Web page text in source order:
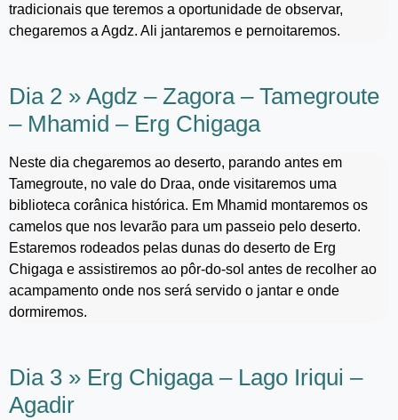
tradicionais que teremos a oportunidade de observar,
chegaremos a Agdz. Ali jantaremos e pernoitaremos.
Dia 2 » Agdz – Zagora – Tamegroute
– Mhamid – Erg Chigaga
Neste dia chegaremos ao deserto, parando antes em
Tamegroute, no vale do Draa, onde visitaremos uma
biblioteca corânica histórica. Em Mhamid montaremos os
camelos que nos levarão para um passeio pelo deserto.
Estaremos rodeados pelas dunas do deserto de Erg
Chigaga e assistiremos ao pôr-do-sol antes de recolher ao
acampamento onde nos será servido o jantar e onde
dormiremos.
Dia 3 » Erg Chigaga – Lago Iriqui –
Agadir